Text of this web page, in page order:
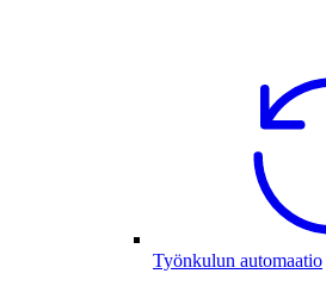
Työnkulun automaatio